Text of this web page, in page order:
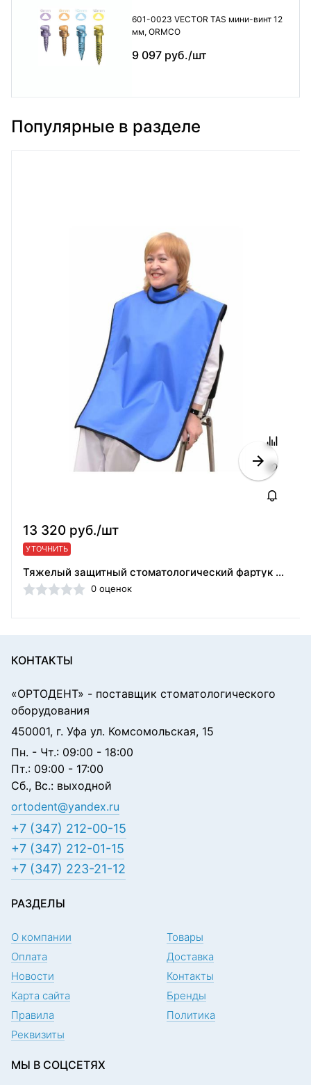
601-0023 VECTOR TAS мини-винт 12
мм, ORMCO
9 097 руб./шт
Популярные в разделе
13 320 руб./шт
УТОЧНИТЬ
Тяжелый защитный стоматологический фартук РЕНЕКС ФРС-0,35 для пациента, РЕНЕКС (Россия)
0 оценок
КОНТАКТЫ
«ОРТОДЕНТ» - поставщик стоматологического
оборудования
450001, г. Уфа ул. Комсомольская, 15
Пн. - Чт.: 09:00 - 18:00
Пт.: 09:00 - 17:00
Сб., Вс.: выходной
ortodent@yandex.ru
+7 (347) 212-00-15
+7 (347) 212-01-15
+7 (347) 223-21-12
РАЗДЕЛЫ
О компании
Товары
Оплата
Доставка
Новости
Контакты
Карта сайта
Бренды
Правила
Политика
Реквизиты
МЫ В СОЦСЕТЯХ